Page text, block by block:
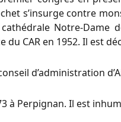
s’insurge contre
Notre-
du CAR en 1952. Il est
d’administration
à Perpignan. Il est